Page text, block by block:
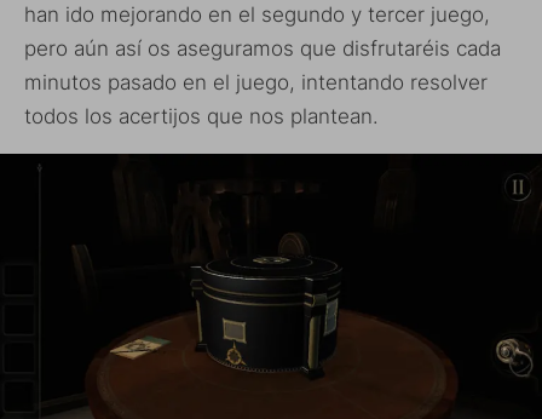
han ido mejorando en el segundo y tercer juego,
pero aún así os aseguramos que disfrutaréis cada
minutos pasado en el juego, intentando resolver
todos los acertijos que nos plantean.